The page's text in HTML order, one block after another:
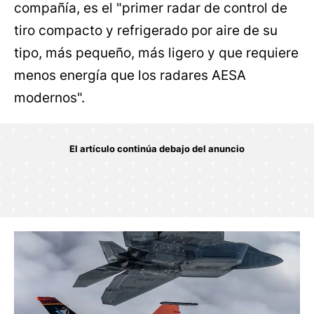
compañía, es el "primer radar de control de
tiro compacto y refrigerado por aire de su
tipo, más pequeño, más ligero y que requiere
menos energía que los radares AESA
modernos".